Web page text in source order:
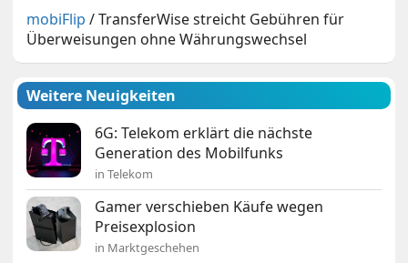
mobiFlip /TransferWise streicht Gebühren für
Überweisungen ohne Währungswechsel
Weitere Neuigkeiten
6G: Telekom erklärt die nächste
Generation des Mobilfunks
in Telekom
Gamer verschieben Käufe wegen
Preisexplosion
in Marktgeschehen